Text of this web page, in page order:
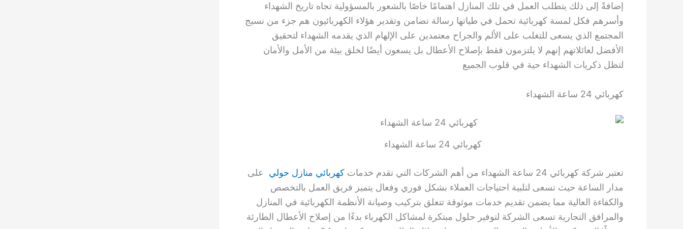
إضافةً إلى ذلك يتطلب العمل في تلك المنازل اهتمامًا خاصًا بالشعور بالمسؤولية تجاه تاريخ الشهداء
وأسرهم فكل لمسة كهربائية تحمل في طياتها رسالة تضامن وتقدير هؤلاء الكهربائيون هم جزء من نسيج
المجتمع الذي يسعى للتغلب على الألم والجراح معتمدين على الإلهام الذي يقدمه الشهداء لتحقيق
الأفضل لعائلاتهم إنهم لا يلتزمون فقط بإصلاح الأعطال بل يسعون أيضًا لخلق بيئة من الأمل والأمان
لتظل ذكريات الشهداء حية في قلوب الجميع
كهربائي 24 ساعة الشهداء
كهربائي 24 ساعة الشهداء
تعتبر شركة كهربائي 24 ساعة الشهداء من أهم الشركات التي تقدم خدمات كهربائي منازل حولي
على
مدار الساعة حيث تسعى لتلبية احتياجات العملاء بشكل فوري وفعال يتميز فريق العمل بالتخصص
والكفاءة العالية مما يضمن تقديم خدمات موثوقة تتعلق بتركيب وصيانة الأنظمة الكهربائية في المنازل
والمرافق التجارية تسعى الشركة لتوفير حلول مبتكرة لمشاكل الكهرباء بدءًا من إصلاح الأعطال الطارئة